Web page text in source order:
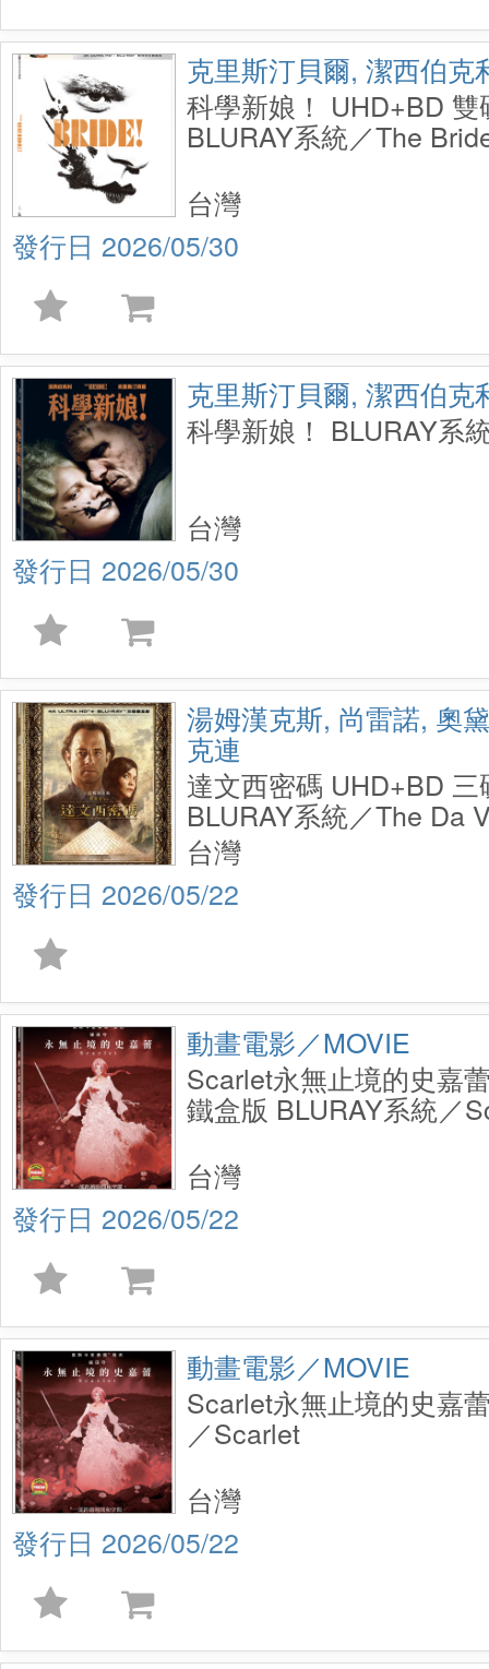
克里斯汀貝爾, 潔西伯克
科學新娘！ UHD+BD
BLURAY系統／The
2026/05/30
台灣
克里斯汀貝爾, 潔西伯克
科學新娘！ BLURAY系
2026/05/30
台灣
湯姆漢克斯, 尚雷諾, 奧
克連
達文西密碼 UHD+BD 三
BLURAY系統／The Da
UHD+BD 3 Disc
2026/05/22
台灣
動畫電影／MOVIE
Scarlet永無止境的史嘉
鐵盒版 BLURAY系統／
2026/05/22
台灣
動畫電影／MOVIE
Scarlet永無止境的史嘉
／Scarlet
2026/05/22
台灣